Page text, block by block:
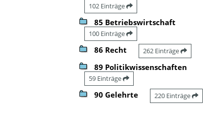
102 Einträge
85 Betriebswirtschaft
100 Einträge
86 Recht 262 Einträge
89 Politikwissenschaften
59 Einträge
90 Gelehrte 220 Einträge